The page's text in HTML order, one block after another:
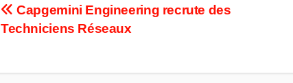
Post
Capgemini Engineering recrute des
Techniciens Réseaux